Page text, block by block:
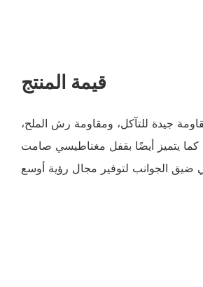
قيمة المنتج
جيدة للتآكل، ومقاومة رش الملح،
يتميز أيضًا بقفل مغناطيسي صامت